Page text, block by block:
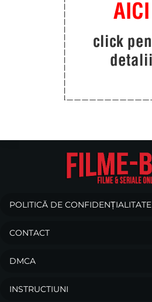
POLITICĂ DE CONFIDENȚIALITATE
CONTACT
DMCA
INSTRUCTIUNI